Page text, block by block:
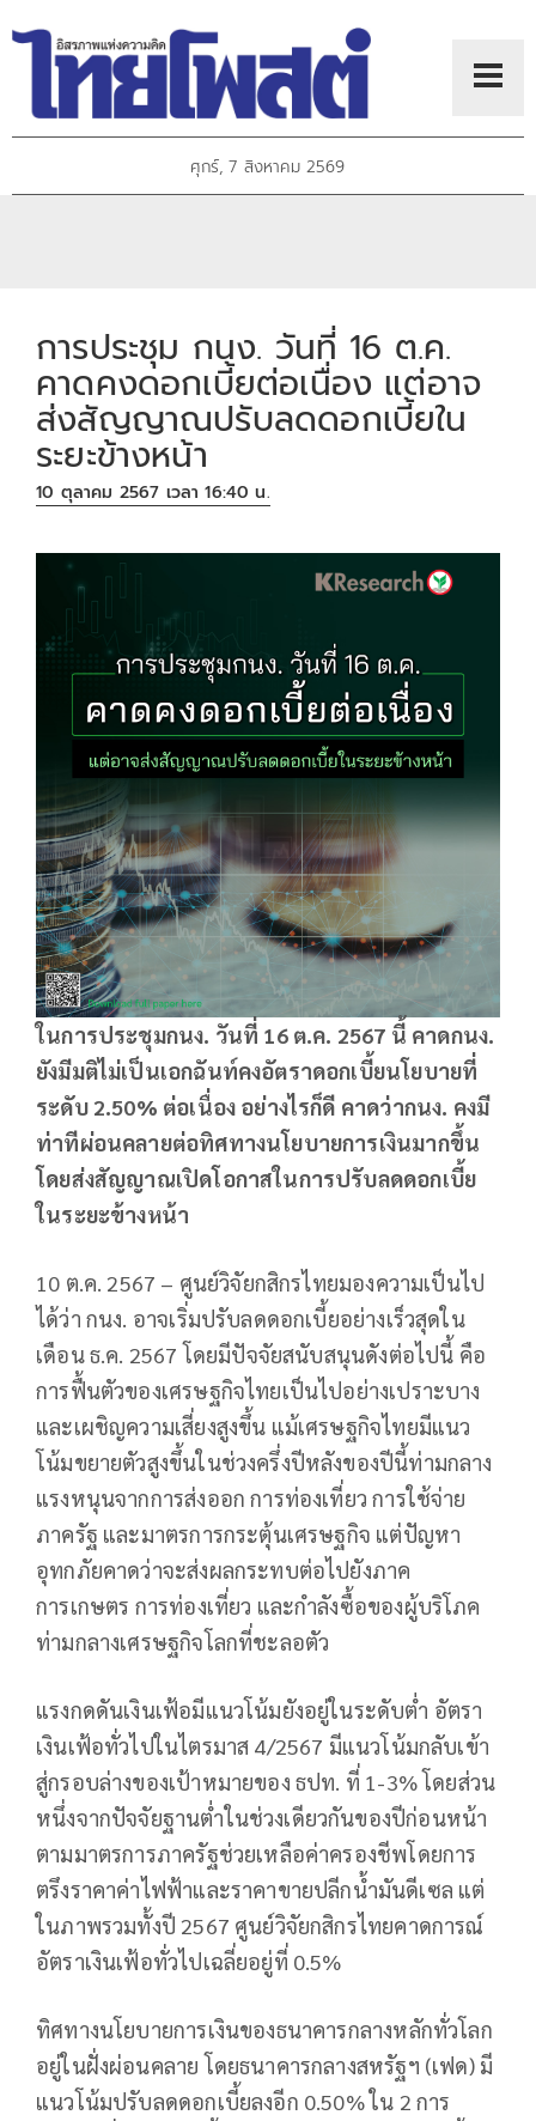
ศุกร์, 7 สิงหาคม 2569
การประชุม กนง. วันที่ 16 ต.ค.
คาดคงดอกเบี้ยต่อเนื่อง แต่อาจ
ส่งสัญญาณปรับลดดอกเบี้ยใน
ระยะข้างหน้า
10 ตุลาคม 2567 เวลา 16:40 น.
ในการประชุมกนง. วันที่ 16 ต.ค. 2567 นี้ คาดกนง.
ยังมีมติไม่เป็นเอกฉันท์คงอัตราดอกเบี้ยนโยบายที่
ระดับ 2.50% ต่อเนื่อง อย่างไรก็ดี คาดว่ากนง. คงมี
ท่าทีผ่อนคลายต่อทิศทางนโยบายการเงินมากขึ้น
โดยส่งสัญญาณเปิดโอกาสในการปรับลดดอกเบี้ย
ในระยะข้างหน้า
10 ต.ค. 2567 – ศูนย์วิจัยกสิกรไทยมองความเป็นไป
ได้ว่า กนง. อาจเริ่มปรับลดดอกเบี้ยอย่างเร็วสุดใน
เดือน ธ.ค. 2567 โดยมีปัจจัยสนับสนุนดังต่อไปนี้ คือ
การฟื้นตัวของเศรษฐกิจไทยเป็นไปอย่างเปราะบาง
และเผชิญความเสี่ยงสูงขึ้น แม้เศรษฐกิจไทยมีแนว
โน้มขยายตัวสูงขึ้นในช่วงครึ่งปีหลังของปีนี้ท่ามกลาง
แรงหนุนจากการส่งออก การท่องเที่ยว การใช้จ่าย
ภาครัฐ และมาตรการกระตุ้นเศรษฐกิจ แต่ปัญหา
อุทกภัยคาดว่าจะส่งผลกระทบต่อไปยังภาค
การเกษตร การท่องเที่ยว และกำลังซื้อของผู้บริโภค
ท่ามกลางเศรษฐกิจโลกที่ชะลอตัว
แรงกดดันเงินเฟ้อมีแนวโน้มยังอยู่ในระดับต่ำ อัตรา
เงินเฟ้อทั่วไปในไตรมาส 4/2567 มีแนวโน้มกลับเข้า
สู่กรอบล่างของเป้าหมายของ ธปท. ที่ 1-3% โดยส่วน
หนึ่งจากปัจจัยฐานต่ำในช่วงเดียวกันของปีก่อนหน้า
ตามมาตรการภาครัฐช่วยเหลือค่าครองชีพโดยการ
ตรึงราคาค่าไฟฟ้าและราคาขายปลีกน้ำมันดีเซล แต่
ในภาพรวมทั้งปี 2567 ศูนย์วิจัยกสิกรไทยคาดการณ์
อัตราเงินเฟ้อทั่วไปเฉลี่ยอยู่ที่ 0.5%
ทิศทางนโยบายการเงินของธนาคารกลางหลักทั่วโลก
อยู่ในฝั่งผ่อนคลาย โดยธนาคารกลางสหรัฐฯ (เฟด) มี
แนวโน้มปรับลดดอกเบี้ยลงอีก 0.50% ใน 2 การ